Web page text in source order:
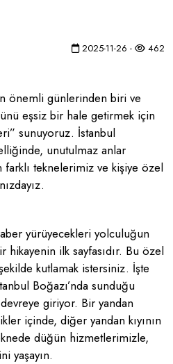
2025-11-26 - 462
önemli günlerinden biri ve
eşsiz bir hale getirmek için
sunuyoruz. İstanbul
unutulmaz anlar
teknelerimiz ve kişiye özel
yürüyecekleri yolculuğun
hikayenin ilk sayfasıdır. Bu özel
kutlamak istersiniz. İşte
Boğazı’nda sunduğu
giriyor. Bir yandan
içinde, diğer yandan kıyının
düğün hizmetlerimizle,
yaşayın.